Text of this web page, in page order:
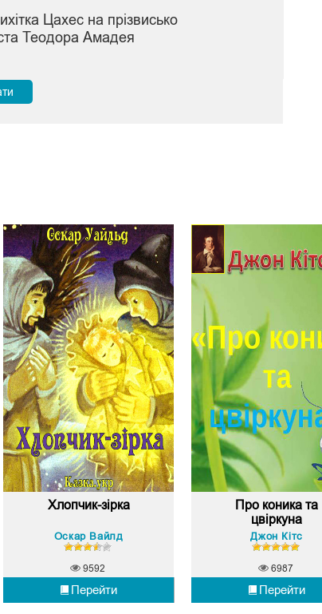
Цахес на прізвисько
Теодора Амадея
Хлопчик-зірка
Оскар Вайлд
Перейти
9592
Про коника та
цвіркуна
Джон Кітс
Перейти
6987